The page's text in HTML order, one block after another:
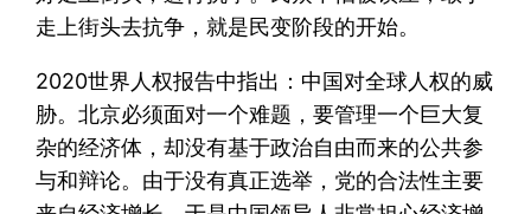
走上街头去抗争，就是民变阶段的开始。
2020世界人权报告中指出：中国对全球人权的威
胁。北京必须面对一个难题，要管理一个巨大复
杂的经济体，却没有基于政治自由而来的公共参
与和辩论。由于没有真正选举，党的合法性主要